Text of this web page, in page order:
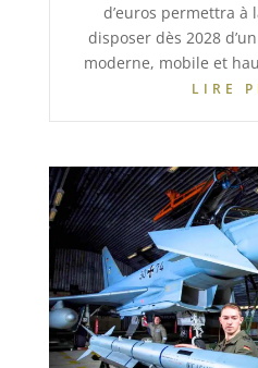
d’euros permettra à
disposer dès 2028
moderne, mobile et
LIRE